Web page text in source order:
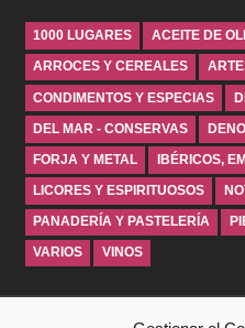
1000 LUGARES ACEITE DE
ARROCES Y CEREALES
CONDIMENTOS Y ESPECIAS
DEL MAR - CONSERVAS
FORJA Y METAL IBÉRICOS,
LICORES Y ESPIRITUOSOS
PANADERÍA Y PASTELERÍA
VARIOS VINOS